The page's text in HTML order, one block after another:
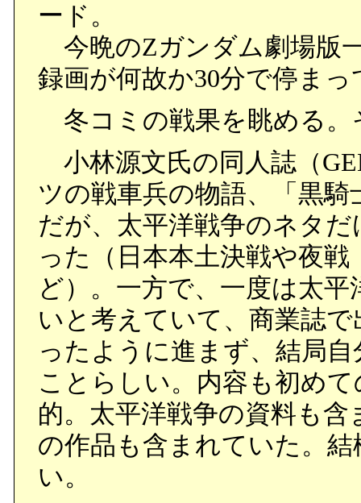
ード。
今晩のΖガンダム劇場版
録画が何故か30分で停ま
冬コミの戦果を眺める。
小林源文氏の同人誌（
ツの戦車兵の物語、「黒
だが、太平洋戦争のネタ
った（日本本土決戦や夜
ど）。一方で、一度は太
いと考えていて、商業誌
ったように進まず、結局
ことらしい。内容も初め
的。太平洋戦争の資料も
の作品も含まれていた。
い。